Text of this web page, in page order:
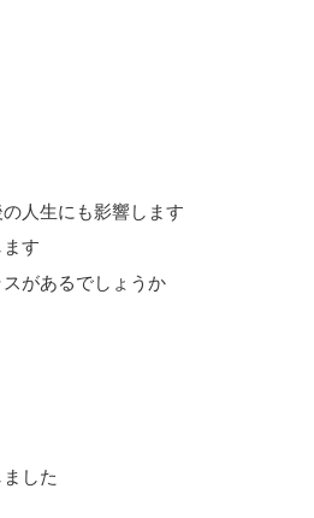
人生にも影響します
す
があるでしょうか
した